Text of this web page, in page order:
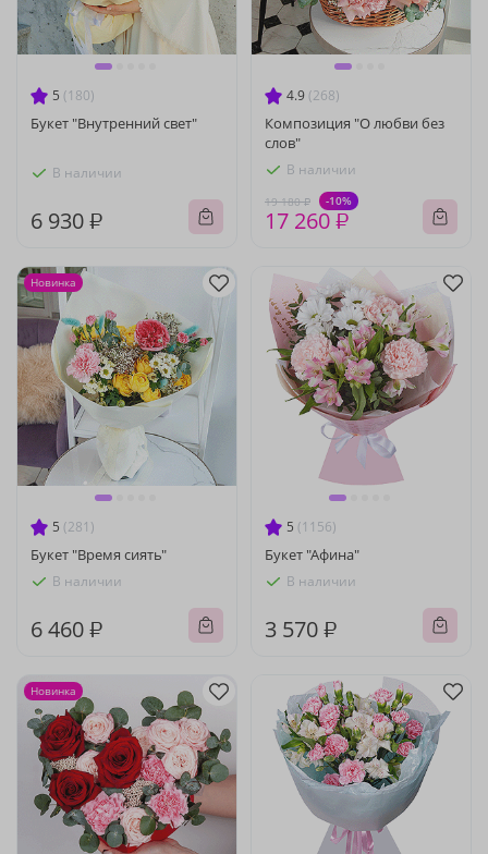
5 (180)
Букет "Внутренний свет"
В наличии
6 930 ₽
4.9 (268)
Композиция "О любви без
слов"
В наличии
19 180 ₽ -10%
17 260 ₽
5 (281)
Букет "Время сиять"
В наличии
6 460 ₽
Новинка
5 (1156)
Букет "Афина"
В наличии
3 570 ₽
Новинка